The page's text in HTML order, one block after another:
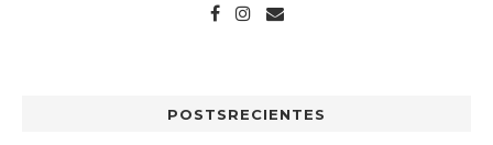
POSTSRECIENTES